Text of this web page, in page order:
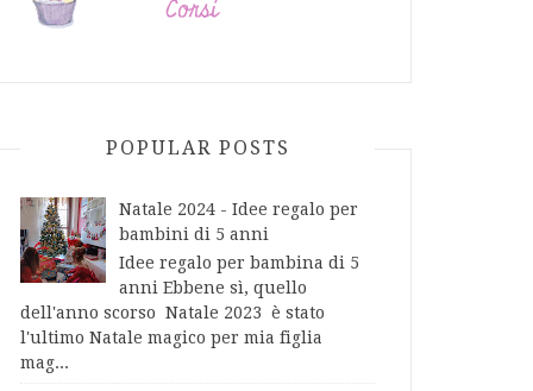
POPULAR POSTS
Natale 2024 - Idee regalo per
bambini di 5 anni
Idee regalo per bambina di 5
anni Ebbene sì, quello
dell'anno scorso Natale 2023 è stato
l'ultimo Natale magico per mia figlia
mag...